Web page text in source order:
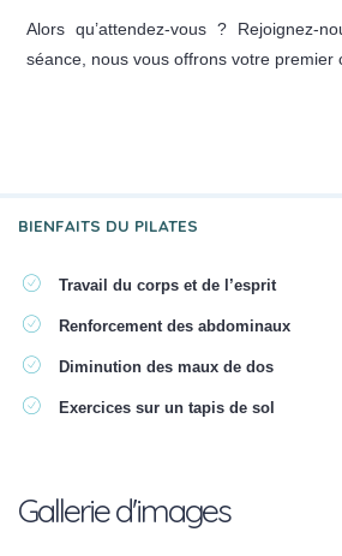
Alors qu’attendez-vous ? Rejoignez-
séance, nous vous offrons votre premier
BIENFAITS DU PILATES
Travail du corps et de l’esprit
Renforcement des abdominaux
Diminution des maux de dos
Exercices sur un tapis de sol
Gallerie d'images